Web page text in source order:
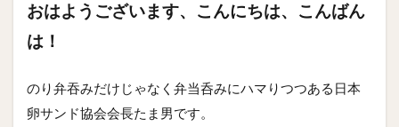
おはようございます、こんにちは、こんばん
は！
のり弁吞みだけじゃなく弁当呑みにハマりつつある日本
卵サンド協会会長たま男です。